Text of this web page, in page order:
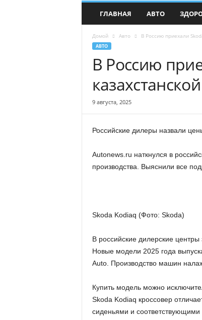
О
н
ГЛАВНАЯ АВТО
Домой Авто В Россию приехали
АВТО
В Россию
9 августа, 2025
Российские дилеры назвали
Autonews.ru наткнулся в
производства. Выяснили все
Skoda Kodiaq (Фото: Skoda)
В российские дилерские центры
Новые модели 2025 года
Auto. Производство машин
Купить модель можно
Skoda Kodiaq кроссовер
сиденьями и соответствующими